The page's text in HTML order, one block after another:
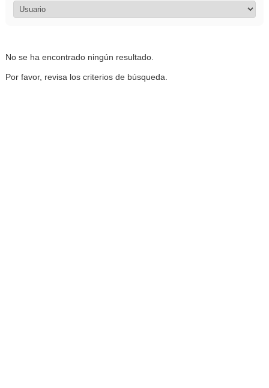
No se ha encontrado ningún resultado.
Por favor, revisa los criterios de búsqueda.